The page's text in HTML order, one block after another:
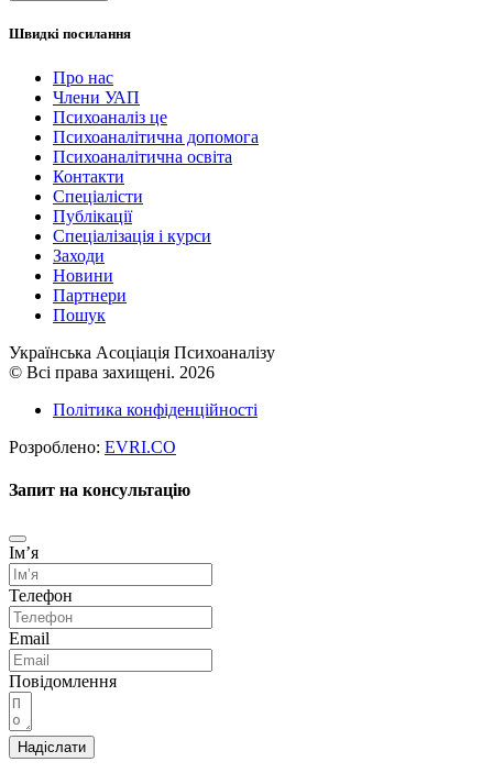
Швидкі посилання
Про нас
Члени УАП
Психоаналіз це
Психоаналітична допомога
Психоаналітична освіта
Контакти
Спеціалісти
Публікації
Cпеціалізація і курси
Заходи
Новини
Партнери
Пошук
Українська Асоціація Психоаналізу
© Всі права захищені. 2026
Політика конфіденційності
Розроблено: EVRI.CO
Запит на консультацію
Імʼя
Телефон
Email
Повідомлення
Надіслати